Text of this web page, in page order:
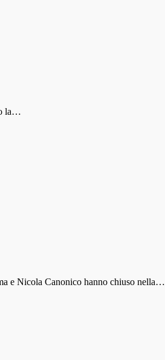
la…
e Nicola Canonico hanno chiuso nella…